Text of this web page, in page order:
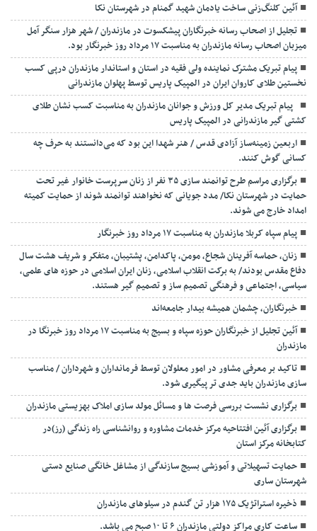
آئین کلنگ‌زنی ساخت یادمان شهید گمنام در شهرستان نکا
تجلیل از اصحاب رسانه خبرنگاران پیشکسوت در مازندران / شهر هزار سنگر آمل
میزبان اصحاب رسانه مازندران به مناسبت ۱۷ مرداد روز خبرنگار بود.
پیام تبریک مشترک نماینده ولی فقیه در استان و استاندار مازندران درپی کسب
نخستین طلای کاروان ایران در المپیک پاریس توسط پهلوان مازندرانی
‍ ‍ پیام تبریک مدیر کل ورزش و جوانان مازندران به مناسبت کسب نشان طلای
کشتی گیر مازندرانی در المپیک پاریس
اربعین زمینه‌ساز آزادی قدس / هنر شهدا این بود که می‌دانستند به حرف چه
کسانی گوش کنند.
برگزاری مراسم طرح توانمند سازی ۳۵ نفر از زنان سرپرست خانوار غیر تحت
حمایت در شهرستان نکا/ مدد جویانی که نخواهند توانمند شوند از حمایت کمیته
امداد خارج می شوند.
پیام سپاه کربلا مازندران به مناسبت ۱۷ مرداد روز خبرنگار
زنان، حماسه آفرینان شجاع، مومن، پاکدامن، پشتیبان، متفکر و شریف هشت سال
دفاع مقدس بودند/ به برکت انقلاب اسلامی، زنان ایران اسلامی در حوزه های علمی،
سیاسی، اجتماعی و فرهنگی تصمیم ساز و تصمیم گیر هستند.
خبرنگاران، چشمان همیشه بیدار جامعه‌اند
آئین تجلیل از خبرنگاران حوزه سپاه و بسیج به مناسبت ۱۷ مرداد روز خبرنگا در
مازندران
تاکید بر معرفی مشاور در امور معلولان توسط فرمانداران و شهرداران / مناسب
سازی مازندران باید جدی تر پیگیری شود.
برگزاری نشست بررسی فرصت ها و مسائل مولد سازی املاک بهزیستی مازندران
برگزاری آئین افتتاحیه مرکز خدمات مشاوره و روانشناسی راه زندگی (رز)در
کتابخانه مرکز استان
حمایت تسهیلاتی و آموزشی بسیج سازندگی از مشاغل خانگی صنایع دستی
شهرستان ساری
ذخیره استراتژیک ۱۷۵ هزار تن گندم در سیلوهای مازندران
ساعت کاری مراکز دولتی مازندران ۶ تا ۱۰ صبح می باشد.